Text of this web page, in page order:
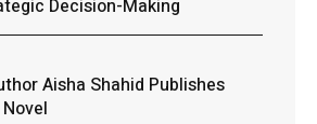
Decision-Making
Aisha Shahid Publishes